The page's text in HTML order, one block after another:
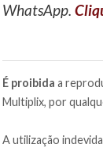
WhatsApp.
É proibida a
Multiplix, por
A utilização